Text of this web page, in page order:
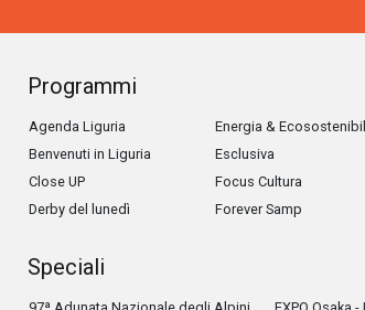
Programmi
Agenda Liguria
Benvenuti in Liguria
Close UP
Derby del lunedì
Energia &
Esclusiva
Focus Cultura
Forever Samp
Speciali